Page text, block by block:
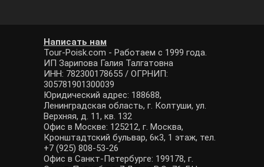
Написать нам
Tour-Poisk.com - Работаем с 1999 года.
ИП Зарипова Галия Талгатовна
ИНН: 782300178655 / ОГРНИП:
305781901300039
Юридический адрес: 188688,
Ленинградская область, г. Колтуши, ул.
Верхняя, д. 11, кв. 132
Офис в Москве: 125212, г. Москва,
Кронштадтский бульвар, 6к3, 1 этаж, тел.
+7 (925) 808-53-26
Офис в Санкт-Петербурге: 199178, г.